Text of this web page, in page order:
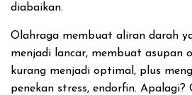
diabaikan.
Olahraga membuat aliran darah
menjadi lancar, membuat asupan
kurang menjadi optimal, plus
penekan stress, endorfin. Apalagi?